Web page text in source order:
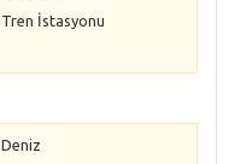
Tren İstasyonu
Deniz